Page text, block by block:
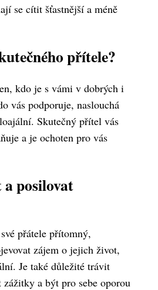
se cítit šťastnější a méně
přítele?
kdo je s vámi v dobrých i
vás podporuje, naslouchá
Skutečný přítel vás
a je ochoten pro vás
posilovat
přátele přítomný,
zájem o jejich život,
Je také důležité trávit
zážitky a být pro sebe oporou